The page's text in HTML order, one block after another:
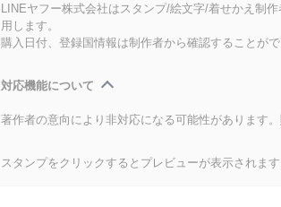
LINEヤフー株式会社はスタンプ/絵文字/着せかえ制
用します。
購入日付、登録国情報は制作者から確認することが
対応機能について
著作者の意向により非対応になる可能性があります
スタンプをクリックするとプレビューが表示されます